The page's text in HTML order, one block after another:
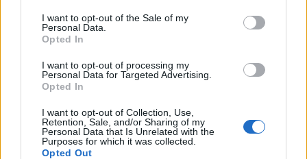
I want to opt-out of the Sale of my
Personal Data.
Opted In
I want to opt-out of processing my
Personal Data for Targeted Advertising.
Opted In
I want to opt-out of Collection, Use,
Retention, Sale, and/or Sharing of my
Personal Data that Is Unrelated with the
Purposes for which it was collected.
Opted Out
Auto Pour Vous